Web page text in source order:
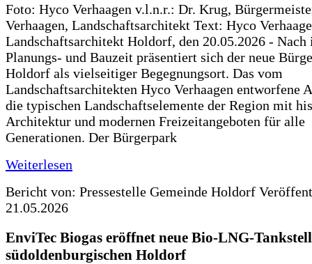
Foto: Hyco Verhaagen v.l.n.r.: Dr. Krug,
Verhaagen, Landschaftsarchitekt Text: Hyco
Landschaftsarchitekt Holdorf, den 20.05.2026 - Nach
Planungs- und Bauzeit präsentiert sich der neue
Holdorf als vielseitiger Begegnungsort. Das vom
Landschaftsarchitekten Hyco Verhaagen entworfene
die typischen Landschaftselemente der Region mit
Architektur und modernen Freizeitangeboten für alle
Generationen. Der Bürgerpark
Weiterlesen
Bericht von: Pressestelle Gemeinde Holdorf
21.05.2026
EnviTec Biogas eröffnet neue Bio-LNG-
südoldenburgischen Holdorf